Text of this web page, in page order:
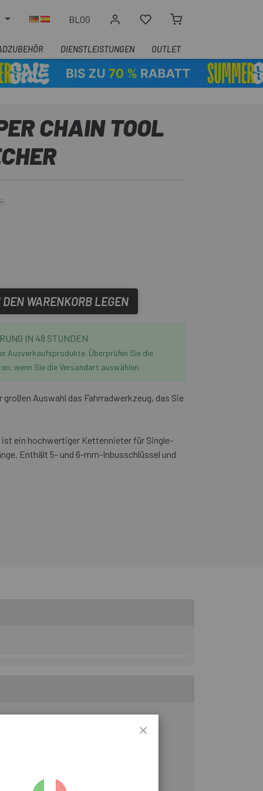
BLOG
DIENSTLEISTUNGEN OUTLET
CHAIN TOOL
DEN WARENKORB LEGEN
IN 48 STUNDEN
Ausverkaufsprodukte. Überprüfen Sie die
wenn Sie die Versandart auswählen.
großen Auswahl das Fahrradwerkzeug, das Sie
ist ein hochwertiger Kettennieter für Single-
Enthält 5- und 6-mm-Inbusschlüssel und